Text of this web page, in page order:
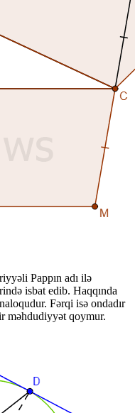
Pappın adı ilə
isbat edib. Haqqında
Fərqi isə ondadır
məhdudiyyət qoymur.